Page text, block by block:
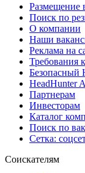
Размещение
Поиск по
О компании
Наши
Реклама на
Требования
Безопасный
HeadHunter
Партнерам
Инвесторам
Каталог
Поиск по
Сетка:
Соискателям